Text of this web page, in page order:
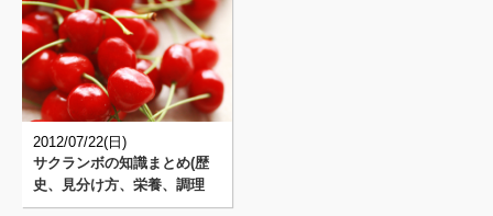
2012/07/22(日)
サクランボの知識まとめ(歴
史、見分け方、栄養、調理
法、保存方法 etc. )